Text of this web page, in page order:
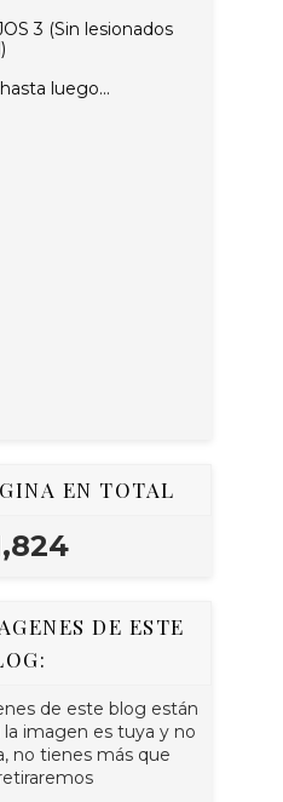
3 (Sin lesionados
luego...
EN TOTAL
DE ESTE
de este blog están
imagen es tuya y no
no tienes más que